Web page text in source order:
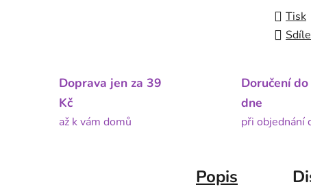
Tisk
Doprava jen za 39
Kč
až k vám domů
Doručení
dne
při objednání
Popis